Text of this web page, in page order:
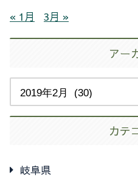
« 1月 3月 »
アー
カテ
岐阜県